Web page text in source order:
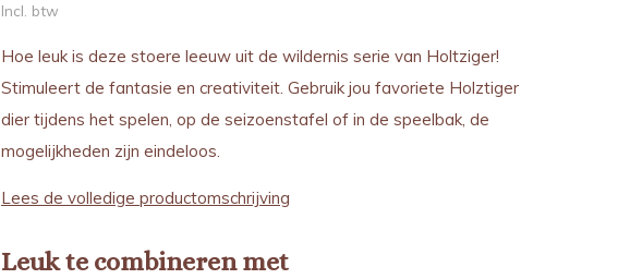
Incl. btw
Hoe leuk is deze stoere leeuw uit de wildernis serie van Holtziger!
Stimuleert de fantasie en creativiteit. Gebruik jou favoriete Holztiger
dier tijdens het spelen, op de seizoenstafel of in de speelbak, de
mogelijkheden zijn eindeloos.
Lees de volledige productomschrijving
Leuk te combineren met